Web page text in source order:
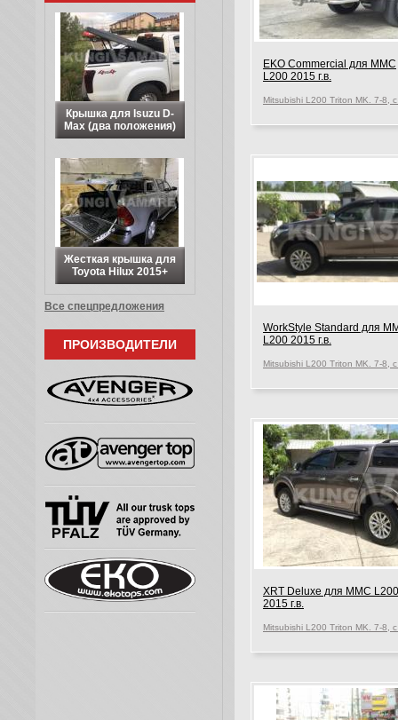
EKO Commercial для MMC
L200 2015 г.в.
WorkStyle Standard для
L200 2015 г.в.
XRT Deluxe для MMC L200
2015 г.в.
Крышка для Isuzu D-
Max (два положения)
Жесткая крышка для
Toyota Hilux 2015+
Все спецпредложения
ПРОИЗВОДИТЕЛИ